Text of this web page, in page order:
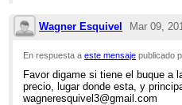
Wagner Esquivel Mar 09,
2:15am
Re:
En respuesta aeste mensaje publicado
Favor digame si tiene el buque a
precio, lugar donde esta, y
wagneresquivel3@gmail.com